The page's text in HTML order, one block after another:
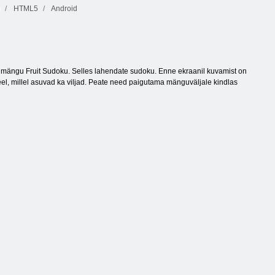
HTML5 Android
Fruit Sudoku. Selles lahendate sudoku. Enne ekraanil kuvamist on
millel asuvad ka viljad. Peate need paigutama mänguväljale kindlas